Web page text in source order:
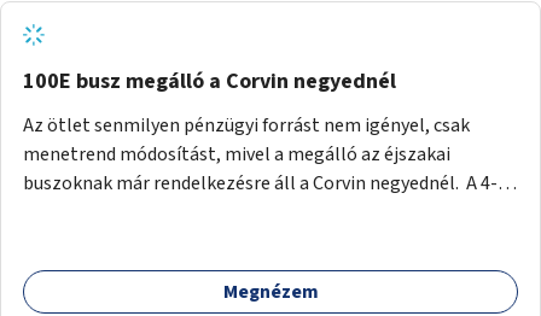
tud állni a megállóba. A környéken a tömegközlekedés
csúcsidőben már most is fullos, a Bosnyák téri beruházások
befejeztével hatványozódni fog az utazási igény.
100E busz megálló a Corvin negyednél
Az ötlet senmilyen pénzügyi forrást nem igényel, csak
menetrend módosítást, mivel a megálló az éjszakai
buszoknak már rendelkezésre áll a Corvin negyednél. A 4-es
ha a 100E reptéri busz a Corvin negyed metrómegállónál is
megállna - főleg éjjel, amikor a metró nem jár, és a 200E
Megnézem